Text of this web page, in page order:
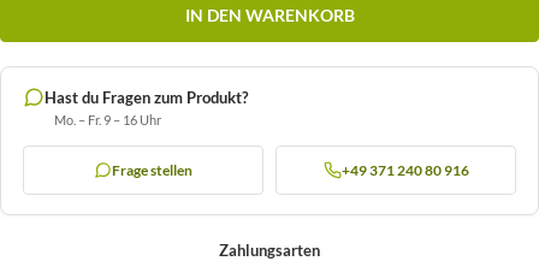
IN DEN WARENKORB
Hast du Fragen zum Produkt?
Mo. – Fr. 9 – 16 Uhr
Frage stellen +49 371 240 80 916
Zahlungsarten